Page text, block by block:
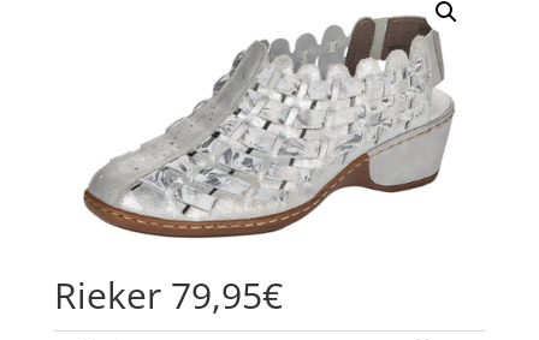
Rieker 79,95€